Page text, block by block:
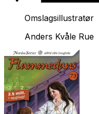
Omslagsillustratør
Anders Kvåle Rue